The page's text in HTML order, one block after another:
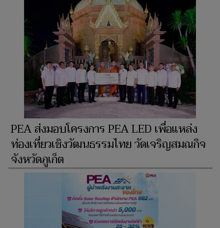
PEA ส่งมอบโครงการ PEA LED เพื่อแหล่ง
ท่องเที่ยวเชิงวัฒนธรรมไทย วัดเจริญสมณกิจ
จังหวัดภูเก็ต